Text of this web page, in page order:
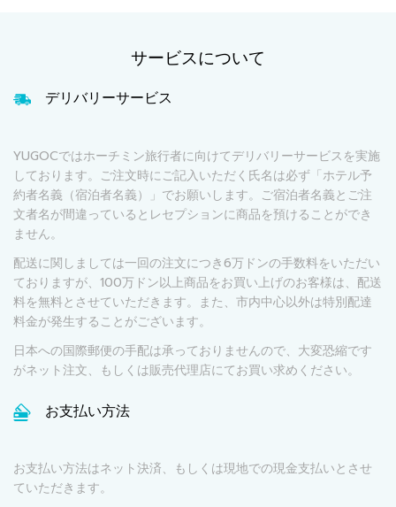
サービスについて
デリバリーサービス
YUGOCではホーチミン旅行者に向けてデリバリーサービスを実施
しております。ご注文時にご記入いただく氏名は必ず「ホテル予
約者名義（宿泊者名義）」でお願いします。ご宿泊者名義とご注
文者名が間違っているとレセプションに商品を預けることができ
ません。
配送に関しましては一回の注文につき6万ドンの手数料をいただい
ておりますが、100万ドン以上商品をお買い上げのお客様は、配送
料を無料とさせていただきます。また、市内中心以外は特別配達
料金が発生することがございます。
日本への国際郵便の手配は承っておりませんので、大変恐縮です
がネット注文、もしくは販売代理店にてお買い求めください。
お支払い方法
お支払い方法はネット決済、もしくは現地での現金支払いとさせ
ていただきます。